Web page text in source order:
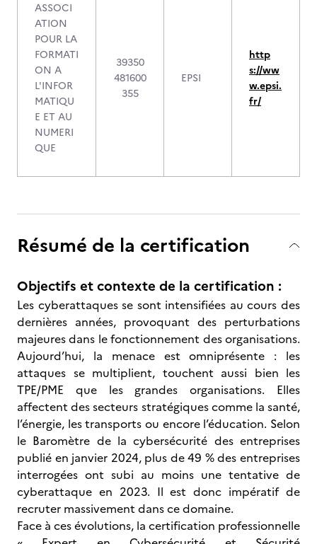
ASSOCI
ATION
POUR LA
FORMATI
ON A
L'INFOR
MATIQU
E ET AU
NUMERI
QUE
39350
481600
355
EPSI
http
s://ww
w.epsi.
fr/
Résumé de la certification
Objectifs et contexte de la certification :
Les cyberattaques se sont intensifiées au cours des
dernières années, provoquant des perturbations
majeures dans le fonctionnement des organisations.
Aujourd’hui, la menace est omniprésente : les
attaques se multiplient, touchent aussi bien les
TPE/PME que les grandes organisations. Elles
affectent des secteurs stratégiques comme la santé,
l’énergie, les transports ou encore l’éducation. Selon
le Baromètre de la cybersécurité des entreprises
publié en janvier 2024, plus de 49 % des entreprises
interrogées ont subi au moins une tentative de
cyberattaque en 2023. Il est donc impératif de
recruter massivement dans ce domaine.
Face à ces évolutions, la certification professionnelle